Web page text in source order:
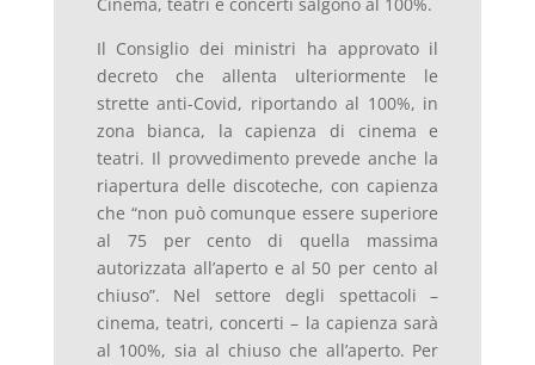
Il Consiglio dei ministri ha approvato il
decreto che allenta ulteriormente le
strette anti-Covid, riportando al 100%, in
zona bianca, la capienza di cinema e
teatri. Il provvedimento prevede anche la
riapertura delle discoteche, con capienza
che “non può comunque essere superiore
al 75 per cento di quella massima
autorizzata all’aperto e al 50 per cento al
chiuso”. Nel settore degli spettacoli –
cinema, teatri, concerti – la capienza sarà
al 100%, sia al chiuso che all’aperto. Per